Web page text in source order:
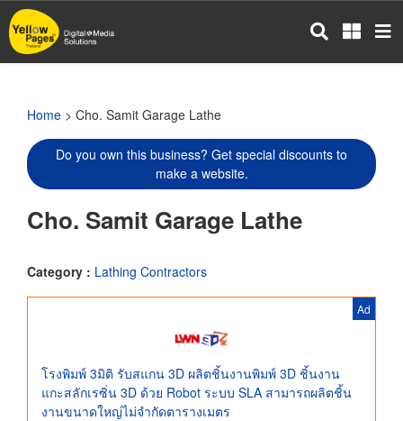
Skip
to
main
Home > Cho. Samit Garage Lathe
Do you own this business? Get special discounts to
make a website.
Cho. Samit Garage Lathe
Category : Lathing Contractors
Ad
โรงพิมพ์ 3มิติ รับสแกน 3D ผลิตชิ้นงานพิมพ์ 3D ชิ้นงาน
แกะสลักเรซิ่น 3D ด้วย Robot ระบบ SLA สามารถผลิตชิ้น
งานขนาดใหญ่ไม่จำกัดตารางเมตร